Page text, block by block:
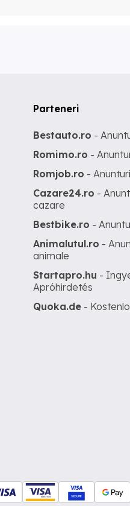
Parteneri
Bestauto.ro -
Romimo.ro -
Romjob.ro -
Cazare24.ro -
cazare
Bestbike.ro -
Animalutul.ro -
animale
Startapro.hu -
Apróhirdetés
Quoka.de -